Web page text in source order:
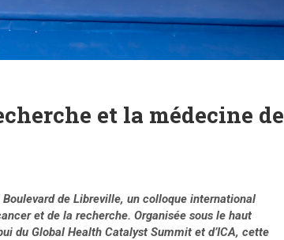
et la médecine de
de Libreville, un colloque international
et de la recherche. Organisée sous le haut
du Global Health Catalyst Summit et d’ICA, cette